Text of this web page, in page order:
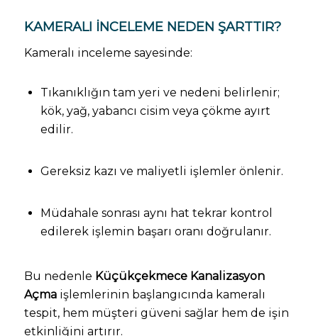
KAMERALI İNCELEME NEDEN ŞARTTIR?
Kameralı inceleme sayesinde:
Tıkanıklığın tam yeri ve nedeni belirlenir;
kök, yağ, yabancı cisim veya çökme ayırt
edilir.
Gereksiz kazı ve maliyetli işlemler önlenir.
Müdahale sonrası aynı hat tekrar kontrol
edilerek işlemin başarı oranı doğrulanır.
Bu nedenle Küçükçekmece Kanalizasyon
Açmaişlemlerinin başlangıcında kameralı
tespit, hem müşteri güveni sağlar hem de işin
etkinliğini artırır.